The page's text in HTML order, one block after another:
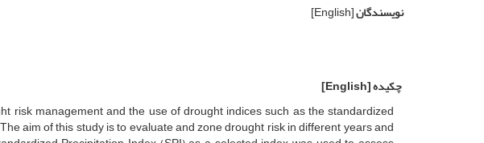
نویسندگان[English]
چکیده[English]
risk management and the use of drought indices such as the standardized
aim of this study is to evaluate and zone drought risk in different years and